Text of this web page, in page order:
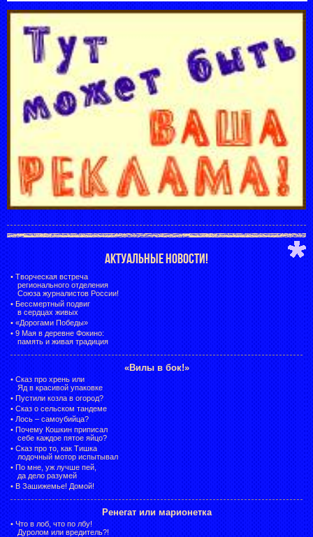
АКТУАЛЬНЫЕ НОВОСТИ!
• Творческая встреча
регионального отделения
Союза журналистов России!
• Бессмертный подвиг
в сердцах живых
• «Дорогами Победы»
• 9 Мая в деревне Фокино:
память и живая традиция
«Вилы в бок!»
• Сказ про хрень или
Яд в красивой упаковке
• Пустили козла в огород?
• Сказ о сельском тандеме
• Лось – самоубийца?
• Почему Кошкин приписал
себе каждое пятое яйцо?
• Сказ про то, как Тишка
лодочный мотор испытывал
• По мне, уж лучше пей,
да дело разумей
• В Зашижемье! Домой!
Ренегат или марионетка
• Что в лоб, что по лбу!
Дуролом или вредитель?!